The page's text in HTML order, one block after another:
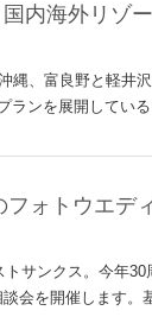
内海外リゾ
、富良野と軽井
ランを展開してい
ォトウエデ
サンクス。今年
会を開催します